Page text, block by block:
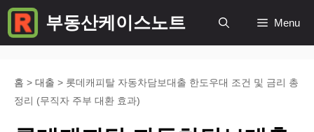
컨
텐
부동산케이스노트 Menu
홈 > 대출 > 롯데캐피탈 자동차담보대출 한도우대 조건 및 금리 총
정리 (무직자 주부 대환 효과)